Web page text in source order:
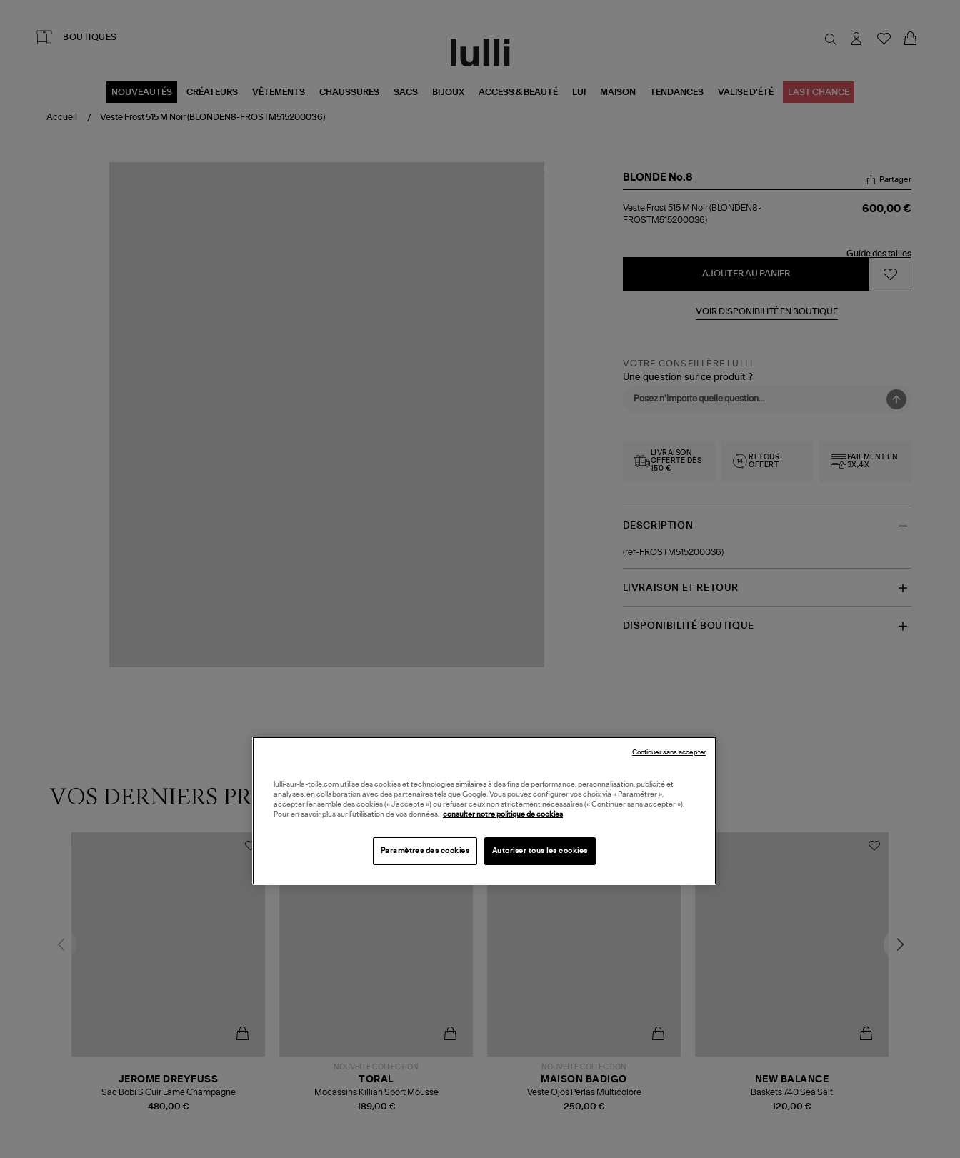
BOUTIQUES
NOUVEAUTÉS CRÉATEURS VÊTEMENTS CHAUSSURES SACS BIJOUX ACCESS & BEAUTÉ LUI MAISON TENDANCES VALISE D'ÉTÉ LAST CHANCE
Accueil Veste Frost 515 M Noir (BLONDEN8-FROSTM515200036)
BLONDE No.8
Frost
515
(BLONDEN8-
Partager
Veste Frost 515 M Noir (BLONDEN8-
FROSTM515200036)
600,00 €
Guide des tailles
AJOUTER AU PANIER
VOIR DISPONIBILITÉ EN BOUTIQUE
VOTRE CONSEILLÈRE LULLI
Une question sur ce produit ?
LIVRAISON
OFFERTE DÈS
150 €
RETOUR
OFFERT
PAIEMENT EN
3X,4X
DESCRIPTION
(ref-FROSTM515200036)
LIVRAISON ET RETOUR
DISPONIBILITÉ BOUTIQUE
VOS DERNIERS PRODUITS VUS
480,00 €
JEROME DREYFUSS
Sac Bobi S Cuir Lamé Champagne
NOUVELLE COLLECTION
189,00 €
TORAL
Mocassins Killian Sport Mousse
NOUVELLE COLLECTION
250,00 €
MAISON BADIGO
Veste Ojos Perlas Multicolore
120,00 €
NEW BALANCE
Baskets 740 Sea Salt
lulli-sur-la-toile.com utilise des cookies et technologies similaires à des fins de performance, personnalisation, publicité et
analyses, en collaboration avec des partenaires tels que Google. Vous pouvez configurer vos choix via « Paramétrer »,
accepter l’ensemble des cookies (« J’accepte ») ou refuser ceux non strictement nécessaires (« Continuer sans accepter »).
Pour en savoir plus sur l’utilisation de vos données,
consulter notre politique de cookies
Paramètres des cookies Autoriser tous les cookies
Continuer sans accepter